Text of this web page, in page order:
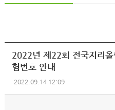
2022년 제22회 전국지리
험번호 안내
2022.09.14 12:09